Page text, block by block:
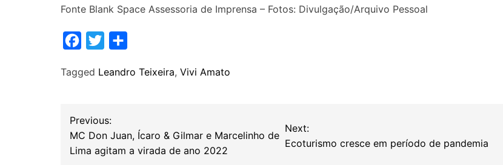
Fonte Blank Space Assessoria de Imprensa – Fotos: Divulgação/Arquivo Pessoal
c
o
o
i
e
r
a
Tagged Leandro Teixeira, Vivi Amato
N
Previous:
MC Don Juan, Ícaro & Gilmar e Marcelinho de
Lima agitam a virada de ano 2022
Next:
Ecoturismo cresce em período de pandemia